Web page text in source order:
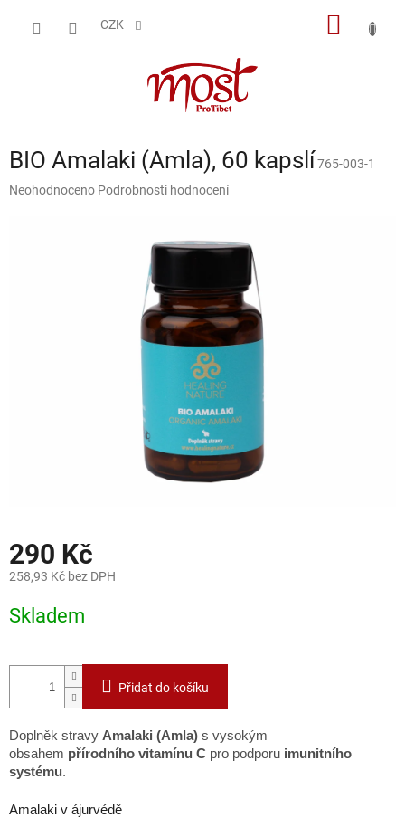
CZK
BIO Amalaki (Amla), 60 kapslí765-003-1
Průměrné
Neohodnoceno Podrobnosti hodnocení
290 Kč
258,93 Kč bez DPH
cena:
Skladem
Přidat do košíku
Doplněk stravy Amalaki (Amla) s vysokým
obsahem přírodního vitamínu C pro podporu imunitního
systému.
Amalaki v ájurvédě